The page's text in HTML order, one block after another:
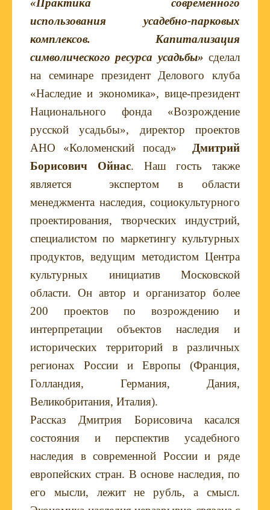
«Практика современного
использования усадебно-парковых
комплексов. Капитализация
символического ресурса усадьбы» сделал
на семинаре президент Делового клуба
«Наследие и экономика», вице-президент
Национального фонда «Возрождение
русской усадьбы», директор проектов
АНО «Коломенский посад» Дмитрий
Борисович Ойнас. Наш гость также
является экспертом в области
менеджмента наследия, социокультурного
проектирования, творческих индустрий,
специалистом по маркетингу культурных
продуктов, ведущим методистом Центра
культурных инициатив Московской
области. Он автор и организатор более
200 проектов по возрождению и
интерпретации объектов наследия и
исторических территорий в различных
регионах России и Европы (Франция,
Голландия, Германия, Дания,
Великобритания, Италия).
Рассказ Дмитрия Борисовича касался
состояния и перспектив усадебного
наследия в современной России и ряде
европейских стран. В основе наследия, по
его мысли, лежит не рубль, а смысл.